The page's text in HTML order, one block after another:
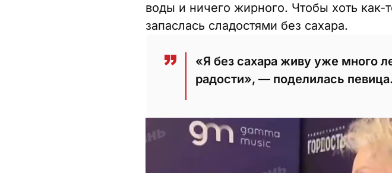
воды и ничего жирного. Чтобы хоть
запаслась сладостями без сахара.
«Я без сахара живу уже много
радости», — поделилась певица.